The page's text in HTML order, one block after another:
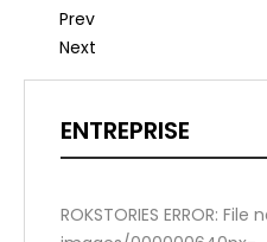
ENTREPRISE
ROKSTORIES ERROR:
Prev
Next